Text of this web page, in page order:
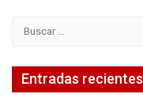
Entradas recientes